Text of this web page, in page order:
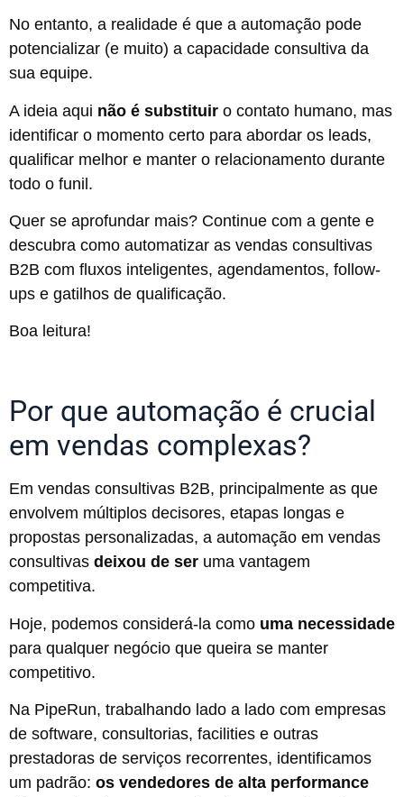
No entanto, a realidade é que a automação pode
potencializar (e muito) a capacidade consultiva da
sua equipe.
A ideia aqui não é substituir o contato humano, mas
identificar o momento certo para abordar os leads,
qualificar melhor e manter o relacionamento durante
todo o funil.
Quer se aprofundar mais? Continue com a gente e
descubra como automatizar as vendas consultivas
B2B com fluxos inteligentes, agendamentos, follow-
ups e gatilhos de qualificação.
Boa leitura!
Por que automação é crucial
em vendas complexas?
Em vendas consultivas B2B, principalmente as que
envolvem múltiplos decisores, etapas longas e
propostas personalizadas, a automação em vendas
consultivas deixou de ser uma vantagem
competitiva.
Hoje, podemos considerá-la como uma necessidade
para qualquer negócio que queira se manter
competitivo.
Na PipeRun, trabalhando lado a lado com empresas
de software, consultorias, facilities e outras
prestadoras de serviços recorrentes, identificamos
um padrão: os vendedores de alta performance